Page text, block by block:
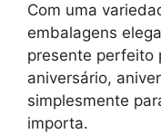
Com uma
embalagens
presente perfeito
aniversário,
simplesmente
importa.